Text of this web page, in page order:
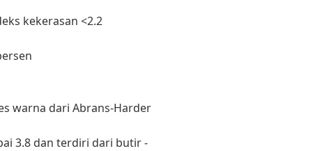
kekerasan <2.2
warna dari Abrans-Harder
3.8 dan terdiri dari butir -